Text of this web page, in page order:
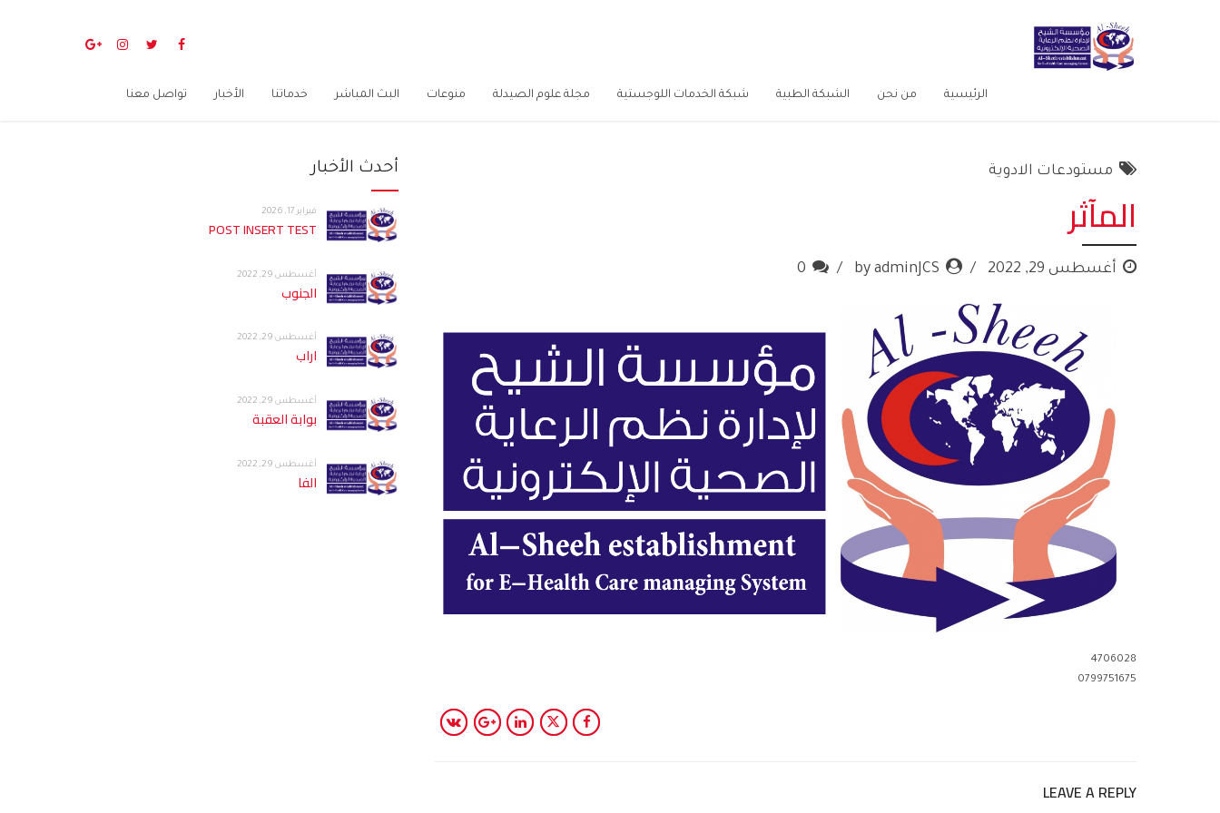
الرئيسية من نحن الشبكة الطبية شبكة الخدمات اللوجستية مجلة علوم الصيدلة منوعات البث المباشر خدماتنا الأخبار تواصل معنا
مستودعات الادوية
المآثر
أغسطس 29, 2022 by adminJCS
0
4706028
0799751675
LEAVE A REPLY
أحدث الأخبار
فبراير 17, 2026
POST INSERT TEST
أغسطس 29, 2022
الجنوب
أغسطس 29, 2022
اراب
أغسطس 29, 2022
بوابة العقبة
أغسطس 29, 2022
الفا